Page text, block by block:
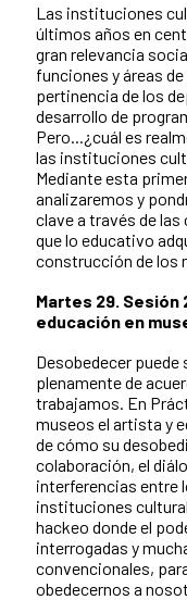
Las instituciones
últimos años en
gran relevancia
funciones y áreas
pertinencia de los
desarrollo de
Pero...¿cuál es
las instituciones
Mediante esta
analizaremos y
clave a través de las
que lo educativo
construcción de los
Martes 29.
educación en
Desobedecer puede
plenamente de
trabajamos. En
museos el artista y
de cómo su
colaboración, el
interferencias entre
instituciones
hackeo donde el
interrogadas y
convencionales,
obedecernos a